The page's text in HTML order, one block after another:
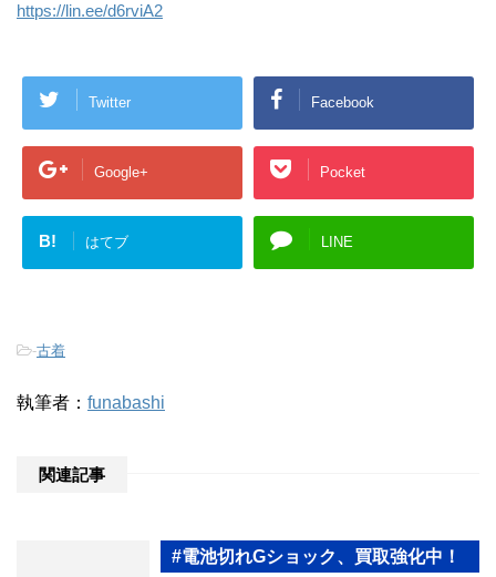
https://lin.ee/d6rviA2
Twitter Facebook
Google+ Pocket
B! はてブ LINE
-古着
執筆者： funabashi
関連記事
#電池切れGショック、買取強化中！